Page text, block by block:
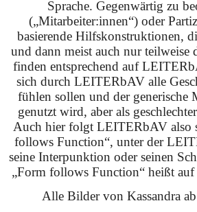
Sprache. Gegenwärtig zu
(„Mitarbeiter:innen“) oder
basierende Hilfskonstruktionen,
und dann meist auch nur teilweise
finden entsprechend auf
sich durch LEITERbAV alle
fühlen sollen und der generische
genutzt wird, aber als
Auch hier folgt LEITERbAV also
follows Function“, unter der
seine Interpunktion oder seinen
„Form follows Function“ heißt
Alle Bilder von Kassandra